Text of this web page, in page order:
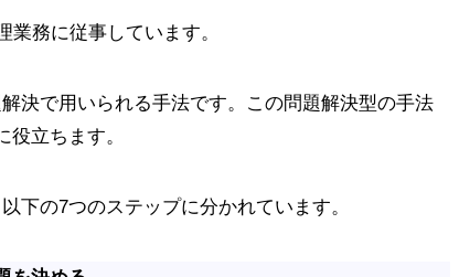
務に従事しています。
決で用いられる手法です。この問題解決型の手法
立ちます。
下の7つのステップに分かれています。